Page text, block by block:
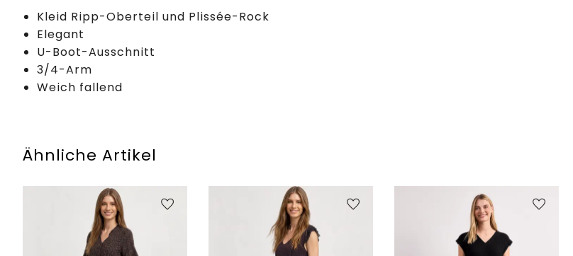
Kleid Ripp-Oberteil und Plissée-Rock
Elegant
U-Boot-Ausschnitt
3/4-Arm
Weich fallend
Ähnliche Artikel